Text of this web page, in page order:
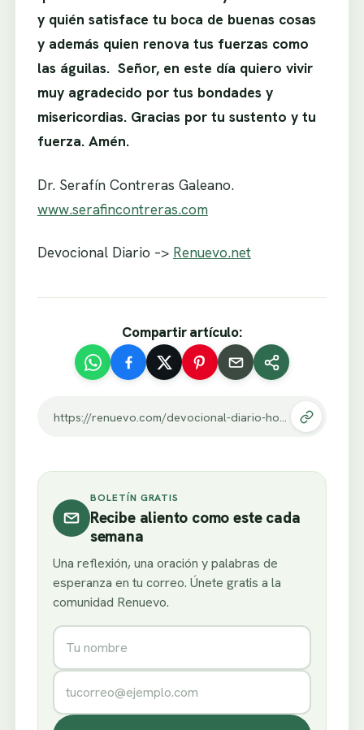
y quién satisface tu boca de buenas cosas
y además quien renova tus fuerzas como
las águilas. Señor, en este día quiero vivir
muy agradecido por tus bondades y
misericordias. Gracias por tu sustento y tu
fuerza. Amén.
Dr. Serafín Contreras Galeano.
www.serafincontreras.com
Devocional Diario –> Renuevo.net
Compartir artículo:
https://renuevo.com/devocional-diario-hoy-el-senor-me-sustenta.html
BOLETÍN GRATIS
Recibe aliento como este cada
semana
Una reflexión, una oración y palabras de
esperanza en tu correo. Únete gratis a la
comunidad Renuevo.
Nombre
Correo electrónico